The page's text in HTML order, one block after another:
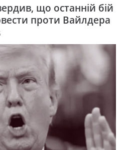
що останній бій
проти Вайлдера